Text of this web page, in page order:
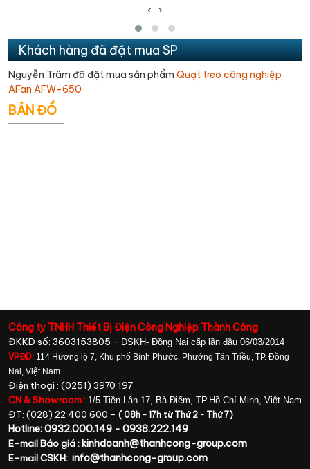
‹ ›
Khách hàng đã đặt mua SP
Nguyễn Trâm đã đặt mua sản phẩm Quạt treo công nghiệp
AFan AFW-650
BẢN ĐỒ
Công ty TNHH Thiết Bị Điện Công Nghiệp Thành Công
ĐKKD số: 3603153805 - DSKH- Đồng Nai cấp lần đầu 06/03/2014
VPĐD: 114 Hương lộ 7, Khu phố Bình Phước, Phường Tân Triều, TP. Đồng
Nai, Việt Nam
Điện thoại : (0251) 3970 197
CN & Showroom : 1/5 Tiền Lân 17, Bà Điểm, TP.Hồ Chí Minh, Việt Nam
ĐT: (028) 22 400 600 - ( 08h - 17h từ Thứ 2 - Thứ 7)
Hotline: 0932.000.149 - 0938.222.149
E-mail Báo giá :kinhdoanh@thanhcong-group.com
E-mail CSKH: info@thanhcong-group.com